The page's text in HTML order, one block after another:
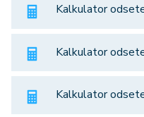
Kalkulator
Kalkulator
Kalkulator